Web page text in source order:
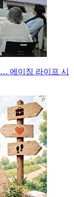
에이징 라이프 시